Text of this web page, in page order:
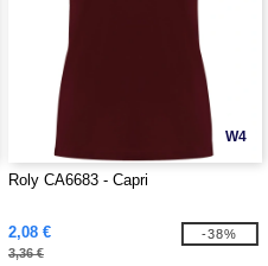
W4
Roly CA6683 - Capri
2,08 €
3,36 €
-38%